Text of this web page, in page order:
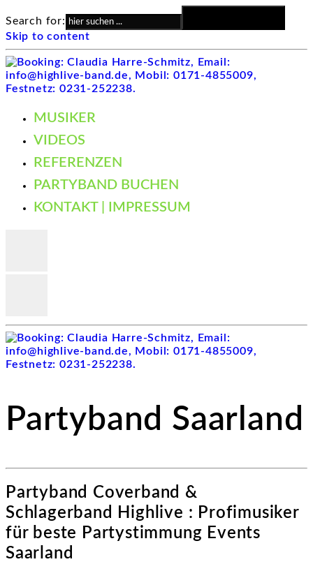
Search for:
Skip to content
MUSIKER
VIDEOS
REFERENZEN
PARTYBAND BUCHEN
KONTAKT | IMPRESSUM
Partyband Saarland
Partyband Coverband &
Schlagerband Highlive : Profimusiker
für beste Partystimmung Events
Saarland